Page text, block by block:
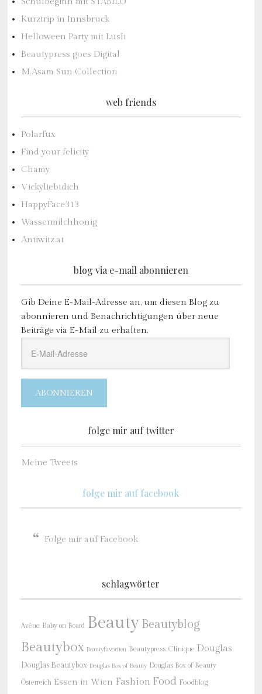
Kurztrip in Innsbruck
Helloween Party mit Lush
Beautypress goes Digital
M.Asam Sun Collection
web friends
Polarfux
Find your felicity
Chamy
Vickyliebtdich
HappyFace313
Wassermilchhonig
Antiwitz.at
blog via e-mail abonnieren
Gib Deine E-Mail-Adresse an, um diesen Blog zu
abonnieren und Benachrichtigungen über neue
Beiträge via E-Mail zu erhalten.
Mail-
Adresse
ABONNIEREN
folge mir auf twitter
Meine Tweets
folge mir auf facebook
Folge mir auf Facebook
schlagwörter
Avène Baby on Board Beauty Beautyblog
Beautybox Beautyfavoriten Beautypress Clinique Douglas
Douglas Beautybox Douglas Box of Beauty Douglas Box of Beauty
Österreich Essen in Wien Fashion Food Foodblog